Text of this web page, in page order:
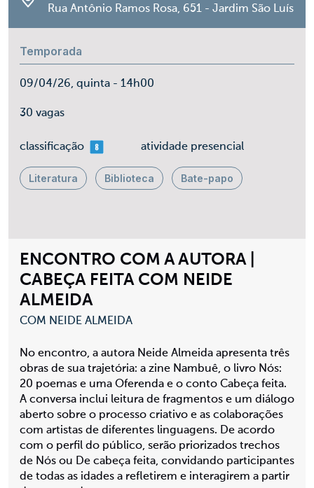
ENCONTRO COM A AUTORA |
CABEÇA FEITA COM NEIDE
ALMEIDA
COM NEIDE ALMEIDA
No encontro, a autora Neide Almeida apresenta três
obras de sua trajetória: a zine Nambuê, o livro Nós:
20 poemas e uma Oferenda e o conto Cabeça feita.
A conversa inclui leitura de fragmentos e um diálogo
aberto sobre o processo criativo e as colaborações
com artistas de diferentes linguagens. De acordo
com o perfil do público, serão priorizados trechos
de Nós ou De cabeça feita, convidando participantes
de todas as idades a refletirem e interagirem a partir
Rua Antônio Ramos Rosa, 651 - Jardim São Luís
Temporada
09/04/26, quinta - 14h00
30 vagas
classificaçãomais 08 atividade presencial
Literatura Biblioteca Bate-papo